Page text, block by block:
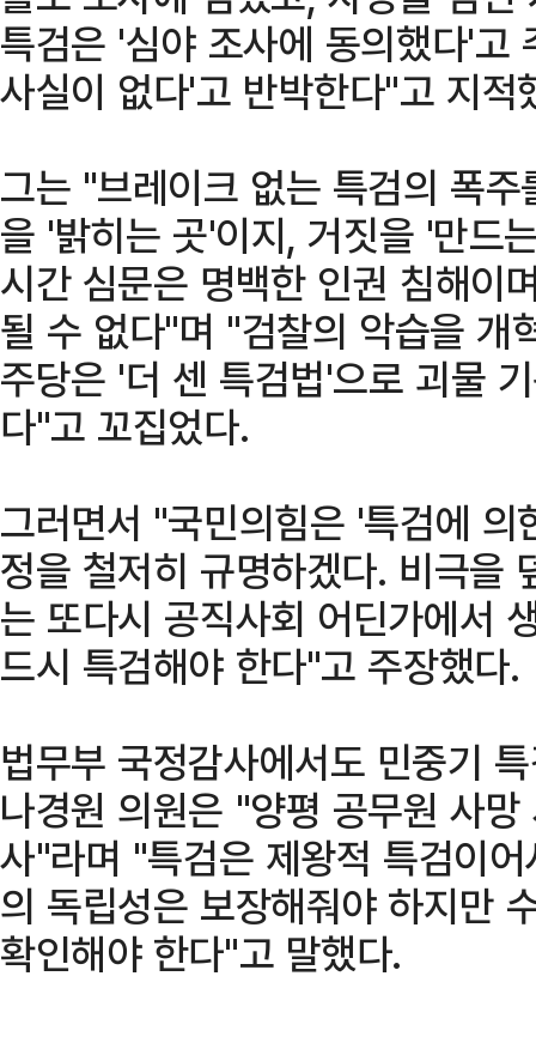
특검은 '심야 조사에 동의했다'고
사실이 없다'고 반박한다"고 지적
그는 "브레이크 없는 특검의 폭
을 '밝히는 곳'이지, 거짓을 '만드
시간 심문은 명백한 인권 침해이
될 수 없다"며 "검찰의 악습을 개
주당은 '더 센 특검법'으로 괴물
다"고 꼬집었다.
그러면서 "국민의힘은 '특검에
정을 철저히 규명하겠다. 비극을
는 또다시 공직사회 어딘가에서
드시 특검해야 한다"고 주장했다.
법무부 국정감사에서도 민중기
나경원 의원은 "양평 공무원 사
사"라며 "특검은 제왕적 특검이
의 독립성은 보장해줘야 하지만
확인해야 한다"고 말했다.